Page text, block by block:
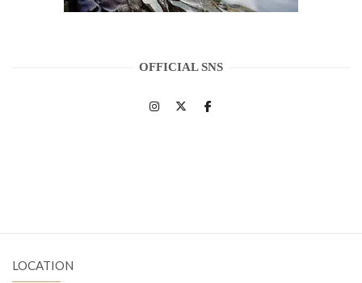
OFFICIAL SNS
LOCATION